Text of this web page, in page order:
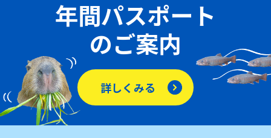
年間パスポート
のご案内
詳しくみる